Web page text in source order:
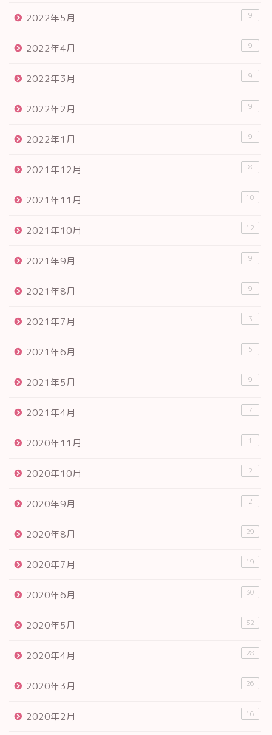
2022年5月 9
2022年4月 9
2022年3月 9
2022年2月 9
2022年1月 9
2021年12月 8
2021年11月 10
2021年10月 12
2021年9月 9
2021年8月 9
2021年7月 3
2021年6月 5
2021年5月 9
2021年4月 7
2020年11月 1
2020年10月 2
2020年9月 2
2020年8月 29
2020年7月 19
2020年6月 30
2020年5月 32
2020年4月 28
2020年3月 26
2020年2月 16